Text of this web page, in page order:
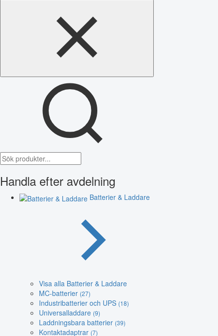
Handla efter avdelning
Batterier & Laddare
Visa alla Batterier & Laddare
MC-batterier (27)
Industribatterier och UPS (18)
Universalladdare (9)
Laddningsbara batterier (39)
Kontaktadaptrar (7)